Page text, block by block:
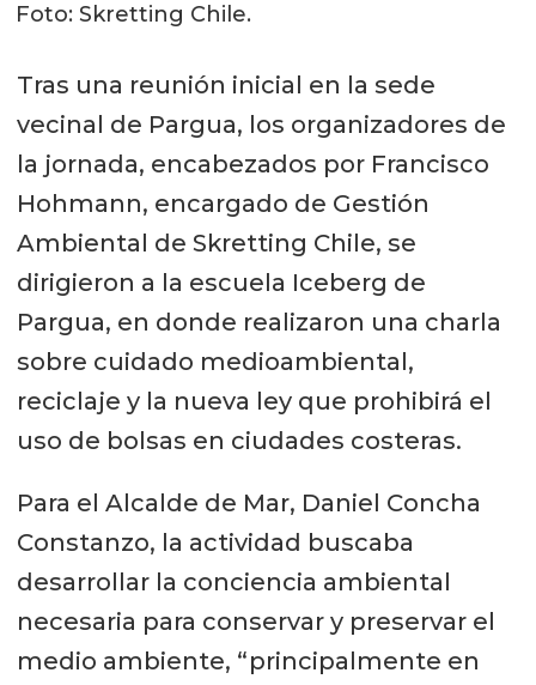
Foto: Skretting Chile.
Tras una reunión inicial en la sede
vecinal de Pargua, los organizadores de
la jornada, encabezados por Francisco
Hohmann, encargado de Gestión
Ambiental de Skretting Chile, se
dirigieron a la escuela Iceberg de
Pargua, en donde realizaron una charla
sobre cuidado medioambiental,
reciclaje y la nueva ley que prohibirá el
uso de bolsas en ciudades costeras.
Para el Alcalde de Mar, Daniel Concha
Constanzo, la actividad buscaba
desarrollar la conciencia ambiental
necesaria para conservar y preservar el
medio ambiente, “principalmente en